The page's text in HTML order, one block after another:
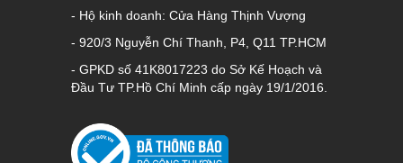
- Hộ kinh doanh: Cửa Hàng Thịnh Vượng
- 920/3 Nguyễn Chí Thanh, P4, Q11 TP.HCM
- GPKD số 41K8017223 do Sở Kế Hoạch và
Đầu Tư TP.Hồ Chí Minh cấp ngày 19/1/2016.